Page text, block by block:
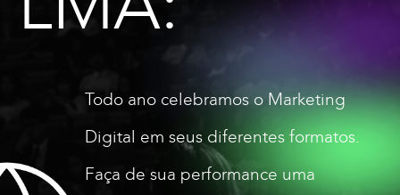
Todo ano celebramos o Marketing
Digital em seus diferentes formatos.
Faça de sua performance uma